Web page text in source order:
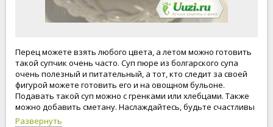
Перец можете взять любого цвета, а летом можно готовить
такой супчик очень часто. Суп пюре из болгарского супа
очень полезный и питательный, а тот, кто следит за своей
фигурой можете готовить его и на овощном бульоне.
Подавать такой суп можно с гренками или хлебцами. Также
можно добавить сметану. Наслаждайтесь, будьте счастливы
и любимы. Приятного аппетита. Готовьте вместе с нами.
Развернуть